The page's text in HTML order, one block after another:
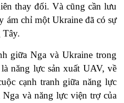
thay đổi. Và cũng cần lưu
ám chỉ một Ukraine đã có sự
Tây.
giữa Nga và Ukraine trong
năng lực sản xuất UAV, về
cạnh tranh giữa năng lực
và năng lực viện trợ của